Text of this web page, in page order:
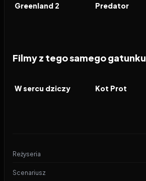
FILM
Greenland 2 FILM
Predator
Filmy z tego samego gatunku
FILM
W sercu dziczy FILM
Kot Prot
Reżyseria
Scenariusz